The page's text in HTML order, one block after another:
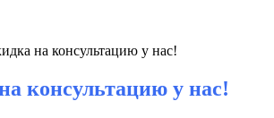
консультацию у нас!